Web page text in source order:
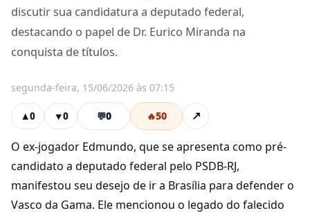
discutir sua candidatura a deputado federal,
destacando o papel de Dr. Eurico Miranda na
conquista de títulos.
segunda-feira, 15/06/2026 às 07:15
▲0 ▼0 💬0 🔥50 ↗
O ex-jogador Edmundo, que se apresenta como pré-
candidato a deputado federal pelo PSDB-RJ,
manifestou seu desejo de ir a Brasília para defender o
Vasco da Gama. Ele mencionou o legado do falecido